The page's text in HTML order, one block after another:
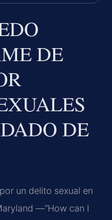
DE
DE
un delito sexual en
—”How can I